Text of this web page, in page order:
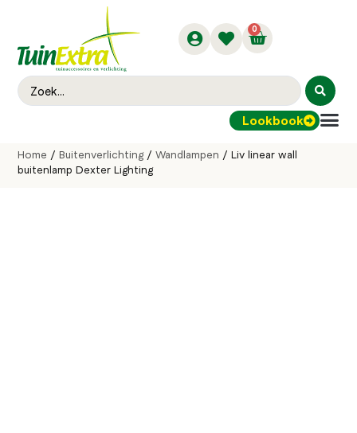
0
Lookbook
Home /Buitenverlichting/Wandlampen / Liv linear wall
buitenlamp Dexter Lighting